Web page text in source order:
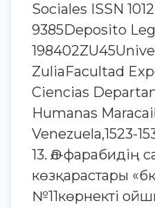
Sociales ISSN
9385Deposito
ZuliaFacultad
Ciencias
Humanas
Venezuela,1523-
13. Әл-фарабидің
көзқарастары
№11көрнекті